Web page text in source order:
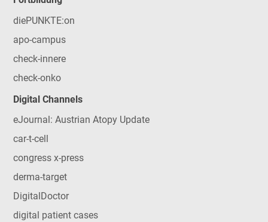
diePUNKTE:on
apo-campus
check-innere
check-onko
Digital Channels
eJournal: Austrian Atopy Update
car-t-cell
congress x-press
derma-target
DigitalDoctor
digital patient cases